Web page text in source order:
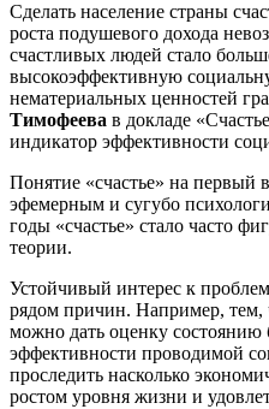
Сделать население страны
роста подушевого дохода
счастливых людей стало
высокоэффективную
нематериальных ценностей
Тимофеева в докладе
индикатор эффективности
Понятие «счастье» на первый
эфемерным и сугубо
годы «счастье» стало часто
теории.
Устойчивый интерес к
рядом причин. Например, тем,
можно дать оценку состоянию
эффективности проводимой
проследить насколько
ростом уровня жизни и